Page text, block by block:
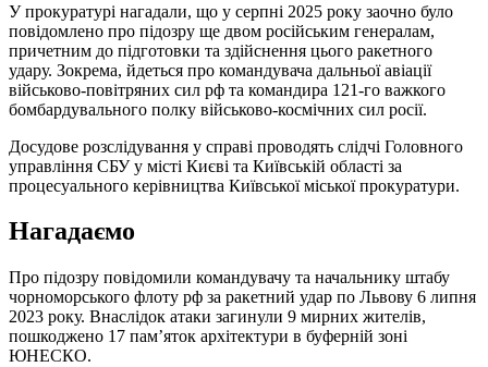
У прокуратурі нагадали, що у серпні 2025 року заочно було
повідомлено про підозру ще двом російським генералам,
причетним до підготовки та здійснення цього ракетного
удару. Зокрема, йдеться про командувача дальньої авіації
військово-повітряних сил рф та командира 121-го важкого
бомбардувального полку військово-космічних сил росії.
Досудове розслідування у справі проводять слідчі Головного
управління СБУ у місті Києві та Київській області за
процесуального керівництва Київської міської прокуратури.
Нагадаємо
Про підозру повідомили командувачу та начальнику штабу
чорноморського флоту рф за ракетний удар по Львову 6 липня
2023 року. Внаслідок атаки загинули 9 мирних жителів,
пошкоджено 17 пам’яток архітектури в буферній зоні
ЮНЕСКО.